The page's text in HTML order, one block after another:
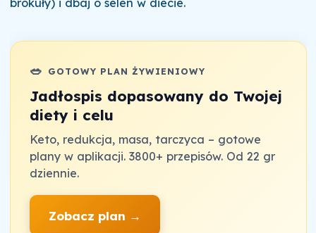
brokuły) i dbaj o selen w diecie.
🥗 GOTOWY PLAN ŻYWIENIOWY
Jadłospis dopasowany do Twojej
diety i celu
Keto, redukcja, masa, tarczyca – gotowe
plany w aplikacji. 3800+ przepisów. Od 22 gr
dziennie.
Zobacz plan →